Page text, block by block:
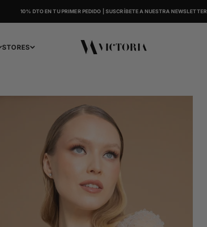
10% DTO EN TU PRIMER PEDIDO | SUSCRÍBETE A NUESTRA NEWSLETTER
STORES Victoria